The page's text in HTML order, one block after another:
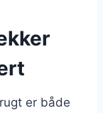
er både